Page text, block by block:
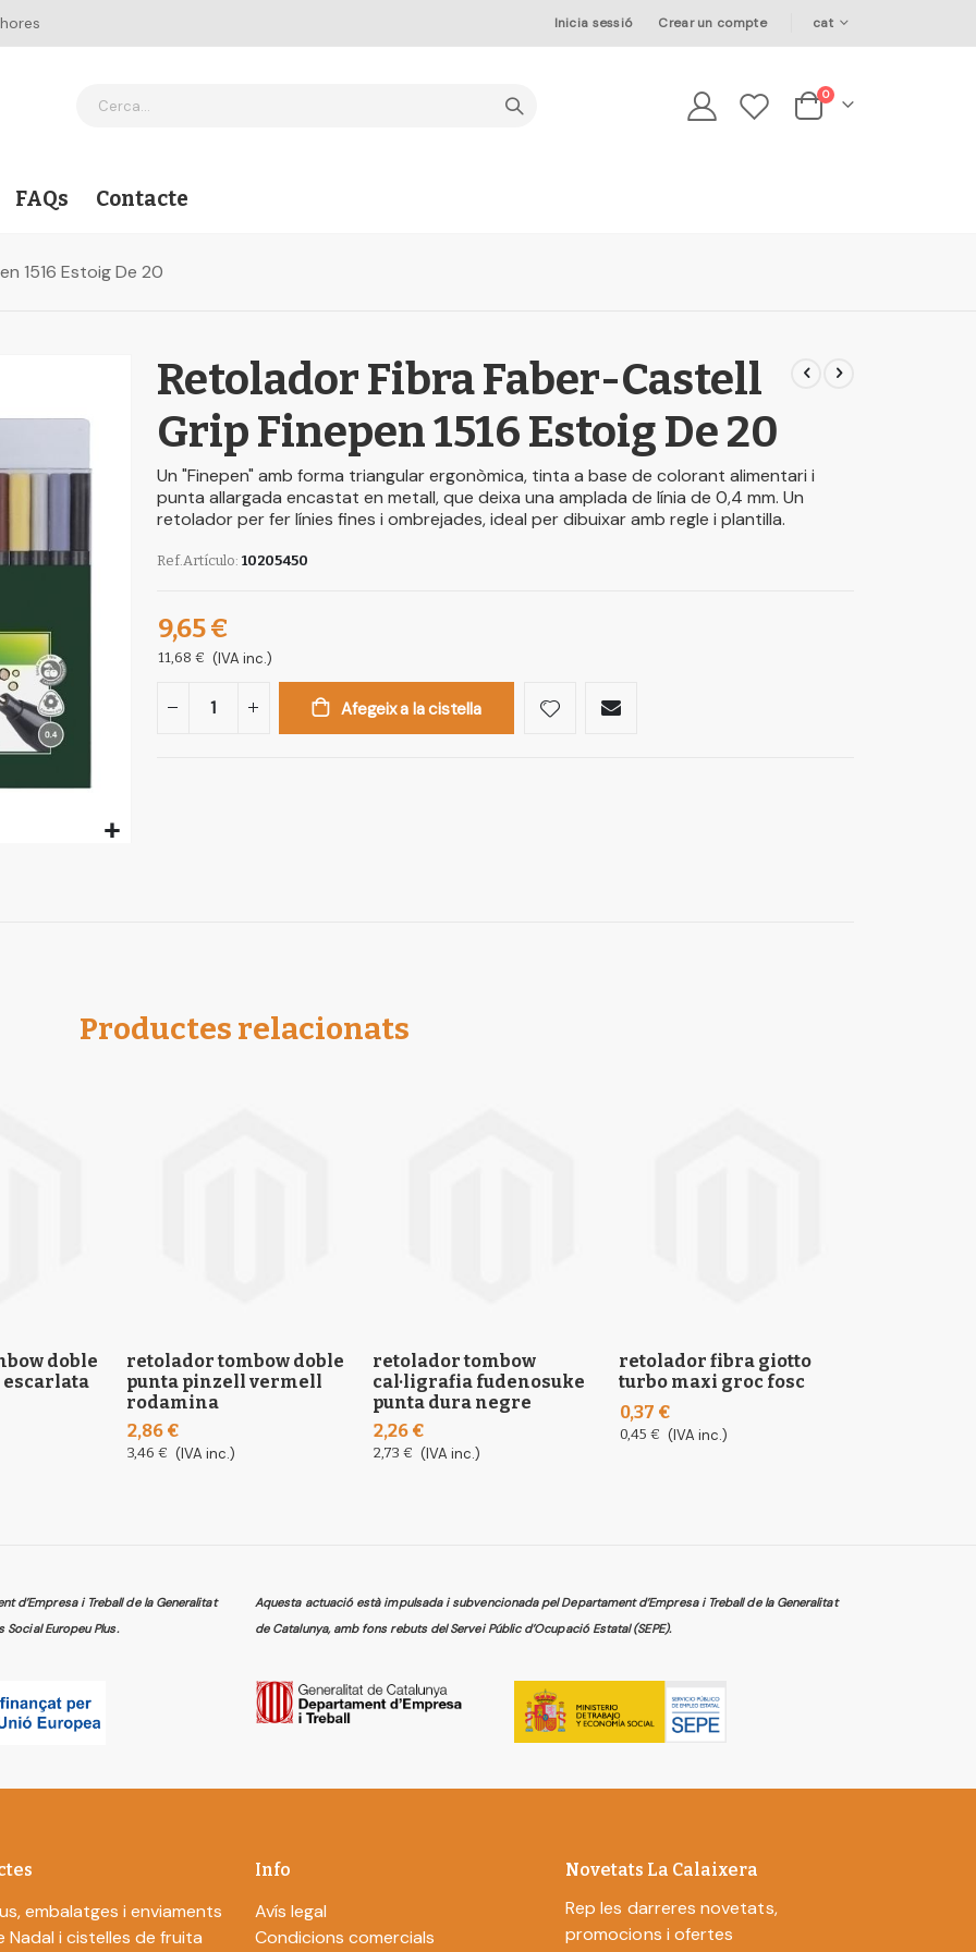
Inicia sessió Crear un compte Language
cat
Cesta
0elements
FAQs Contacte
1516 Estoig De 20
Retolador Fibra Faber-Castell
Grip Finepen 1516 Estoig De 20
Un "Finepen" amb forma triangular ergonòmica, tinta a base de colorant alimentari i
punta allargada encastat en metall, que deixa una amplada de línia de 0,4 mm. Un
retolador per fer línies fines i ombrejades, ideal per dibuixar amb regle i plantilla.
Ref.Artículo 10205450
9,65 €
11,68 € (IVA inc.)
Afegeix a la cistella
Productes relacionats
doble
retolador tombow doble
punta pinzell vermell
rodamina
2,86 €
3,46 € (IVA inc.)
retolador tombow
cal·ligrafia fudenosuke
punta dura negre
2,26 €
2,73 € (IVA inc.)
retolador fibra giotto
turbo maxi groc fosc
0,37 €
0,45 € (IVA inc.)
d’Empresa i Treball de la Generalitat
Europeu Plus.
Aquesta actuació està impulsada i subvencionada pel Departament d’Empresa i Treball de la Generalitat
de Catalunya, amb fons rebuts del Servei Públic d’Ocupació Estatal (SEPE).
embalatges i enviaments
Nadal i cistelles de fruita
Info
Avís legal
Condicions comercials
Novetats La Calaixera
Rep les darreres novetats,
promocions i ofertes